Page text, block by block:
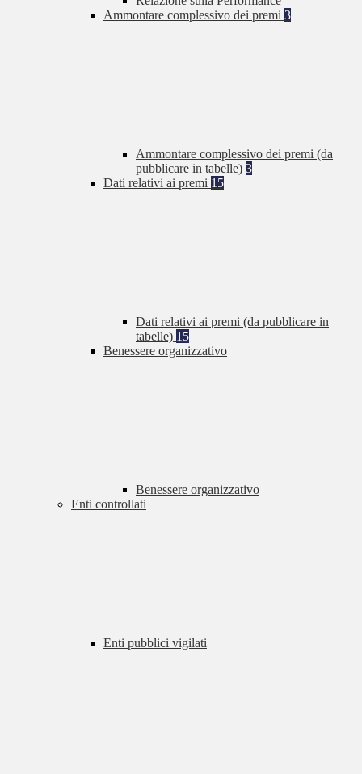
Ammontare complessivo dei premi 3
Ammontare complessivo dei premi (da
pubblicare in tabelle) 3
Dati relativi ai premi 15
Dati relativi ai premi (da pubblicare in
tabelle) 15
Benessere organizzativo
Benessere organizzativo
Enti controllati
Enti pubblici vigilati